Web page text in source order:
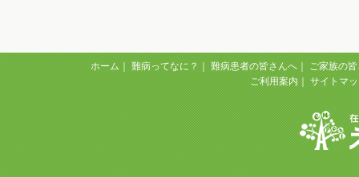
ホーム｜ 難病ってなに？｜ 難病患者の皆さんへ｜ ご家族の
ご利用案内｜ サイトマ